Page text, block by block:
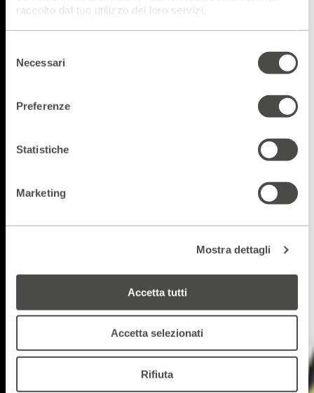
raccolto dal tuo utilizzo dei loro servizi.
delNecessari
Preferenze
Statistiche
Marketing
Mostra dettagli
Accetta tutti
Accetta selezionati
Rifiuta